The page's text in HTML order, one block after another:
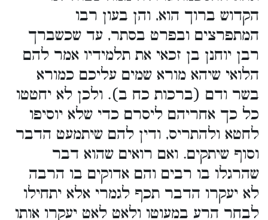
הקדוש ברוך הוא, והן בעון רבו
המתפרצים ובפרט בסתר, עד שכשברך
רבן יוחנן בן זכאי את תלמידיו אמר להם
הלואי שיהא מורא שמים עליכם כמורא
בשר ודם (ברכות כח ב). ולכן לא יחטטו
כל כך אחריהם ליסרם כדי שלא יוסיפו
לחטא ולהתריס, ודין להם שיתמעט הדבר
וסוף שיתקים. ואם רואים שהוא דבר
שהרגלו בו רבים והם אדוקים בו הרבה
לא יעקרו הדבר תכף לגמרי אלא יתחילו
לבחר הרע במעוטו ולאט לאט יעקרו אותו